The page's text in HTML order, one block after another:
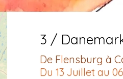
3 /
De Flensburg à
Du 13 Juillet au